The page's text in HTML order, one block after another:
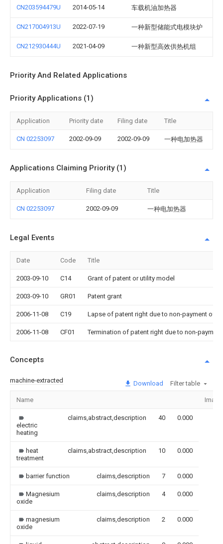
CN203594479U 2014-05-14 车载机油加热器
CN217004913U 2022-07-19 一种新型储能式电模块炉
CN212930444U 2021-04-09 一种新型高效供热机组
Priority And Related Applications
Priority Applications (1)
Application Priority date Filing date Title
CN 02253097 2002-09-09 2002-09-09 一种电加热器
Applications Claiming Priority (1)
Application Filing date Title
CN 02253097 2002-09-09 一种电加热器
Legal Events
Date Code Title
2003-09-10 C14 Grant of patent or utility model
2003-09-10 GR01 Patent grant
2006-11-08 C19 Lapse of patent right due to non-payment of
2006-11-08 CF01 Termination of patent right due to non-
Concepts
machine-extracted Download Filter table
Name Image
electric
heating
claims,abstract,description 40 0.000
heat
treatment
claims,abstract,description 10 0.000
barrier function claims,description 7 0.000
Magnesium
oxide
claims,description 4 0.000
magnesium
oxide
claims,description 2 0.000